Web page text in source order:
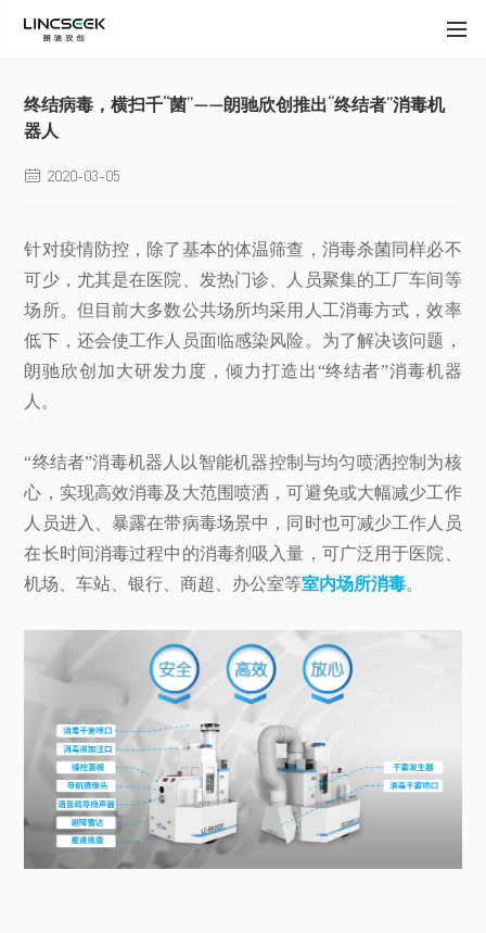
终结病毒，横扫千“菌”——朗驰欣创推出“终结者”消毒机
器人
 2020-03-05
针对疫情防控，除了基本的体温筛查，消毒杀菌同样必不
可少，尤其是在医院、发热门诊、人员聚集的工厂车间等
场所。但目前大多数公共场所均采用人工消毒方式，效率
低下，还会使工作人员面临感染风险。为了解决该问题，
朗驰欣创加大研发力度，倾力打造出“终结者”消毒机器
人。
“终结者”消毒机器人以智能机器控制与均匀喷洒控制为核
心，实现高效消毒及大范围喷洒，可避免或大幅减少工作
人员进入、暴露在带病毒场景中，同时也可减少工作人员
在长时间消毒过程中的消毒剂吸入量，可广泛用于医院、
机场、车站、银行、商超、办公室等室内场所消毒。